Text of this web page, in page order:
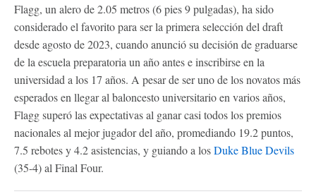
Flagg, un alero de 2.05 metros (6 pies 9 pulgadas), ha sido
considerado el favorito para ser la primera selección del draft
desde agosto de 2023, cuando anunció su decisión de graduarse
de la escuela preparatoria un año antes e inscribirse en la
universidad a los 17 años. A pesar de ser uno de los novatos más
esperados en llegar al baloncesto universitario en varios años,
Flagg superó las expectativas al ganar casi todos los premios
nacionales al mejor jugador del año, promediando 19.2 puntos,
7.5 rebotes y 4.2 asistencias, y guiando a losDuke Blue Devils
(35-4) al Final Four.